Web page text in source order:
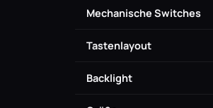
Mechanische Switches
Tastenlayout
Backlight